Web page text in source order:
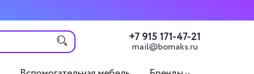
+7 915 171-47-21
mail@bomaks.ru